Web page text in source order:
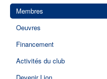
Membres
Oeuvres
Financement
Activités du club
Devenir Lion